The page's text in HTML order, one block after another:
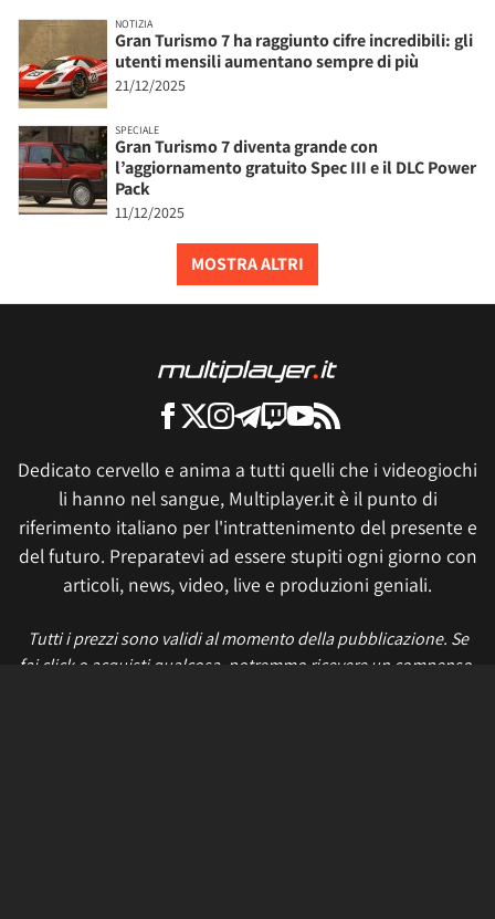
NOTIZIA
Gran Turismo 7 ha raggiunto cifre incredibili: gli
utenti mensili aumentano sempre di più
21/12/2025
SPECIALE
Gran Turismo 7 diventa grande con
l’aggiornamento gratuito Spec III e il DLC Power
Pack
11/12/2025
MOSTRA ALTRI
Dedicato cervello e anima a tutti quelli che i videogiochi
li hanno nel sangue, Multiplayer.it è il punto di
riferimento italiano per l'intrattenimento del presente e
del futuro. Preparatevi ad essere stupiti ogni giorno con
articoli, news, video, live e produzioni geniali.
Tutti i prezzi sono validi al momento della pubblicazione. Se
fai click o acquisti qualcosa, potremmo ricevere un compenso.